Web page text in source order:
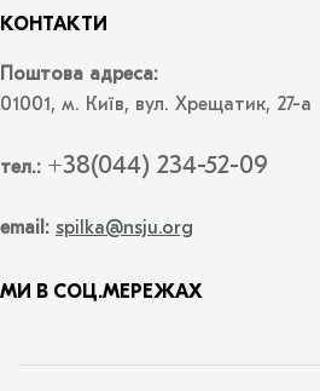
КОНТАКТИ
Поштова адреса:
01001, м. Київ, вул. Хрещатик, 27-а
тел.: +38(044) 234-52-09
email: spilka@nsju.org
МИ В СОЦ.МЕРЕЖАХ